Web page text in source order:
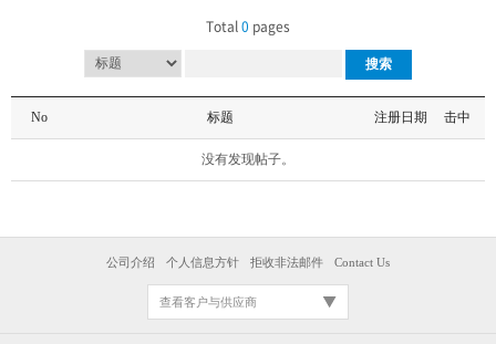
Total0 pages
搜索
No 标题 注册日期 击中
没有发现帖子。
公司介绍 个人信息方针 拒收非法邮件 Contact Us
查看客户与供应商